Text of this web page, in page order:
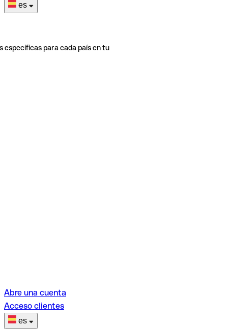
es
específicas para cada país en tu
Abre una cuenta
Acceso clientes
es